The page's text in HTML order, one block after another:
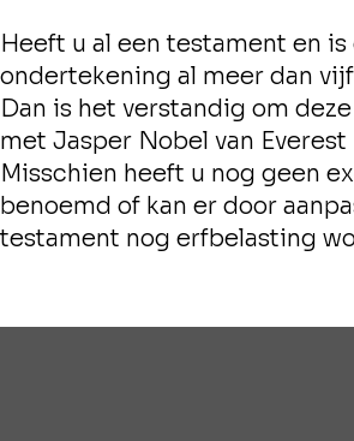
Heeft u al een testament en is
ondertekening al meer dan
Dan is het verstandig om
met Jasper Nobel van
Misschien heeft u nog geen
benoemd of kan er door
testament nog erfbelasting